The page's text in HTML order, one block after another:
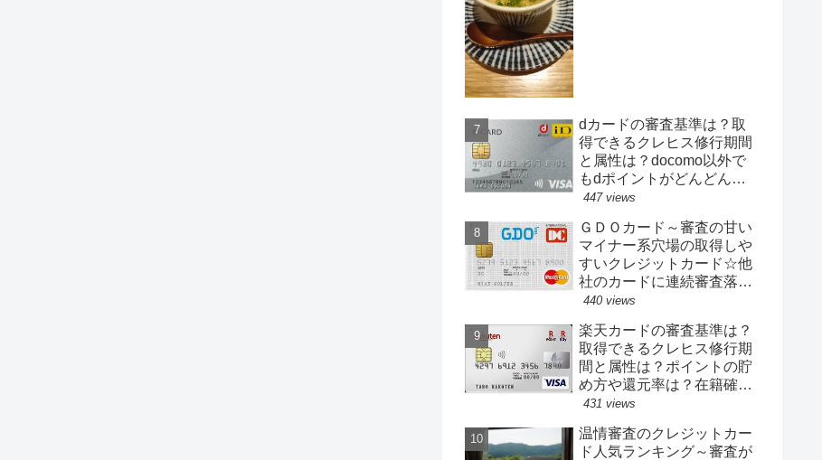
dカードの審査基準は？取
得できるクレヒス修行期間
と属性は？docomo以外で
もdポイントがどんどん貯
まる1％還元のカード！
447 views
ＧＤＯカード～審査の甘い
マイナー系穴場の取得しや
すいクレジットカード☆他
社のカードに連続審査落ち
でもココなら大丈夫か
440 views
楽天カードの審査基準は？
取得できるクレヒス修行期
間と属性は？ポイントの貯
め方や還元率は？在籍確認
や限度額の口コミなど
431 views
温情審査のクレジットカー
ド人気ランキング～審査が